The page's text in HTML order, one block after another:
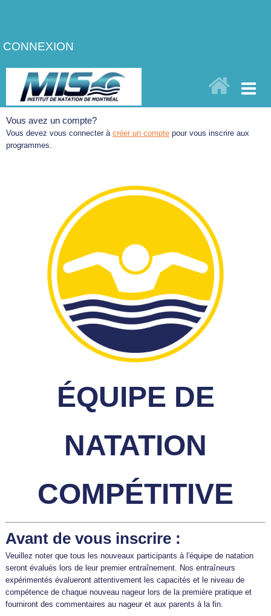
CONNEXION
Vous avez un compte?
Vous devez vous connecter à créer un compte pour vous inscrire aux
programmes.
ÉQUIPE DE
NATATION
COMPÉTITIVE
Avant de vous inscrire :
Veuillez noter que tous les nouveaux participants à l'équipe de natation
seront évalués lors de leur premier entraînement. Nos entraîneurs
expérimentés évalueront attentivement les capacités et le niveau de
compétence de chaque nouveau nageur lors de la première pratique et
fourniront des commentaires au nageur et aux parents à la fin.